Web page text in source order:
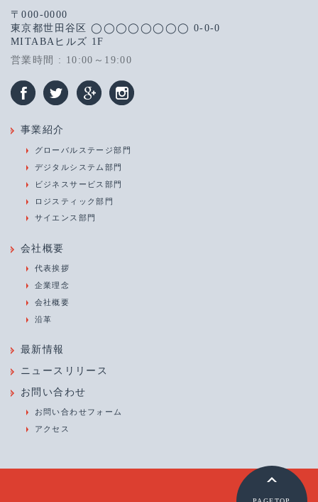
〒000-0000
東京都世田谷区 ◯◯◯◯◯◯◯◯ 0-0-0
MITABAヒルズ 1F
営業時間 : 10:00～19:00
事業紹介
グローバルステージ部門
デジタルシステム部門
ビジネスサービス部門
ロジスティック部門
サイエンス部門
会社概要
代表挨拶
企業理念
会社概要
沿革
最新情報
ニュースリリース
お問い合わせ
お問い合わせフォーム
アクセス